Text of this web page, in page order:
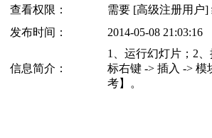
查看权限：
需要 [高级注册用户
发布时间：
2014-05-08 21:03:16
信息简介：
1、运行幻灯片；2
标右键 -> 插入 ->
考】。